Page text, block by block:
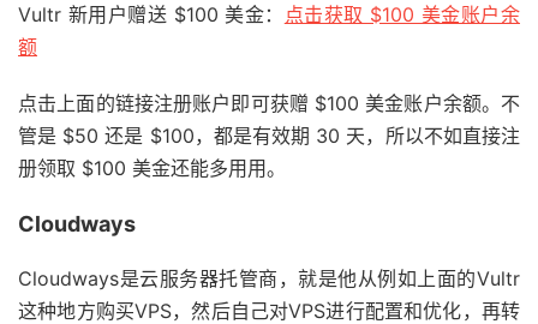
Vultr 新用户赠送 $100 美金：
点击获取 $100 美金账户余
额
点击上面的链接注册账户即可获赠 $100 美金账户余额。不
管是 $50 还是 $100，都是有效期 30 天，所以不如直接注
册领取 $100 美金还能多用用。
Cloudways
Cloudways是云服务器托管商，就是他从例如上面的Vultr
这种地方购买VPS，然后自己对VPS进行配置和优化，再转